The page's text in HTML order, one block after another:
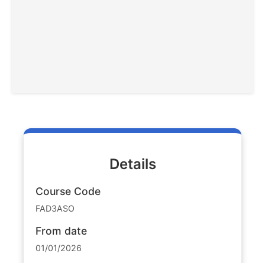
Details
Course Code
FAD3ASO
From date
01/01/2026